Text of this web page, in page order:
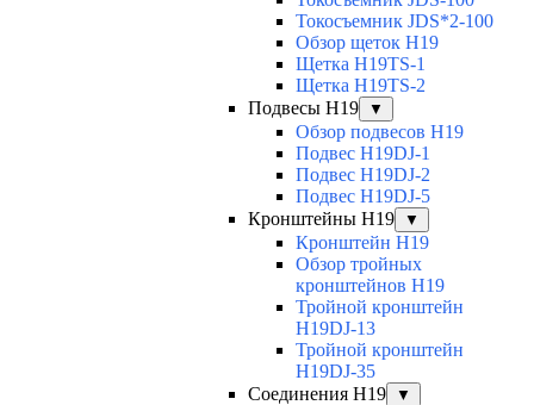
Токосъемник JDS*2-100
Обзор щеток H19
Щетка H19TS-1
Щетка H19TS-2
Подвесы H19
▼
Обзор подвесов H19
Подвес H19DJ-1
Подвес H19DJ-2
Подвес H19DJ-5
Кронштейны H19
▼
Кронштейн H19
Обзор тройных
кронштейнов H19
Тройной кронштейн
H19DJ-13
Тройной кронштейн
H19DJ-35
Соединения H19
▼